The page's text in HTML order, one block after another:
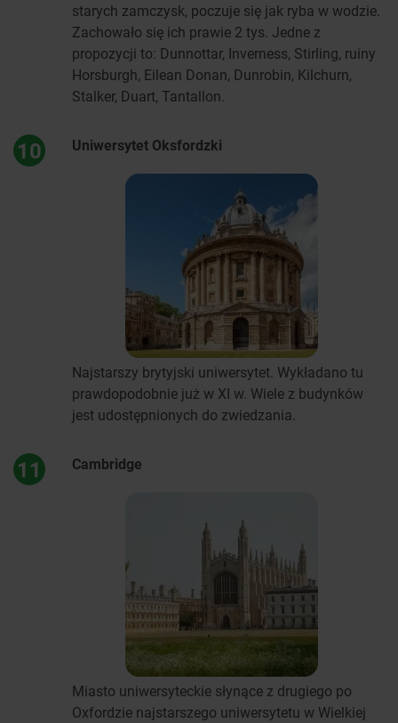
starych zamczysk, poczuje się jak ryba w wodzie.
Zachowało się ich prawie 2 tys. Jedne z
propozycji to: Dunnottar, Inverness, Stirling, ruiny
Horsburgh, Eilean Donan, Dunrobin, Kilchurn,
Stalker, Duart, Tantallon.
10 Uniwersytet Oksfordzki
Najstarszy brytyjski uniwersytet. Wykładano tu
prawdopodobnie już w XI w. Wiele z budynków
jest udostępnionych do zwiedzania.
11 Cambridge
Miasto uniwersyteckie słynące z drugiego po
Oxfordzie najstarszego uniwersytetu w Wielkiej